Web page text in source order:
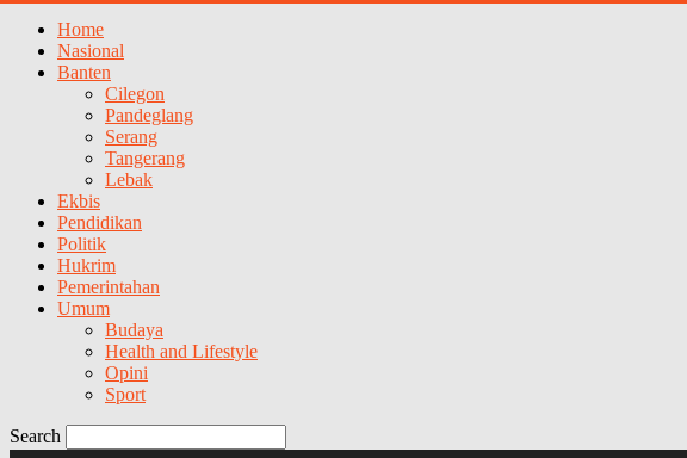
Home
Nasional
Banten
Cilegon
Pandeglang
Serang
Tangerang
Lebak
Ekbis
Pendidikan
Politik
Hukrim
Pemerintahan
Umum
Budaya
Health and Lifestyle
Opini
Sport
Search